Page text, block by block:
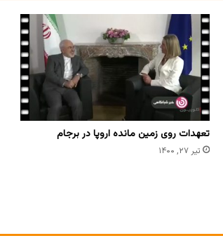
تعهدات روی زمین مانده اروپا در برجام
تیر ۲۷, ۱۴۰۰